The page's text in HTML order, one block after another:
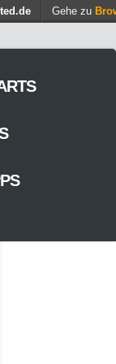
Gehe zu